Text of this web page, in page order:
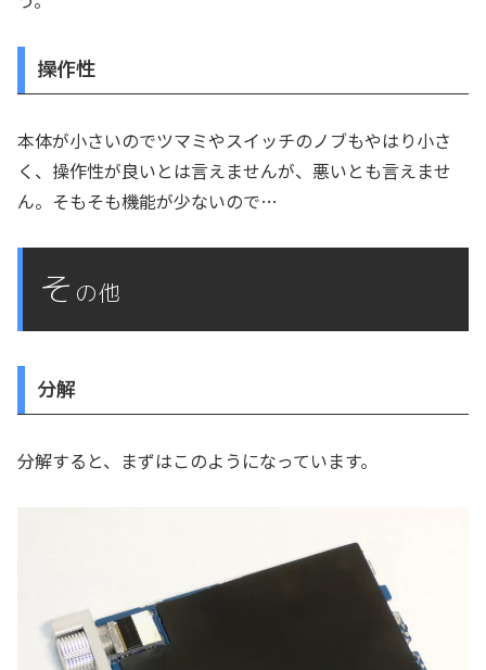
操作性
本体が小さいのでツマミやスイッチのノブもやはり小さ
く、操作性が良いとは言えませんが、悪いとも言えませ
ん。そもそも機能が少ないので…
そ の他
分解
分解すると、まずはこのようになっています。